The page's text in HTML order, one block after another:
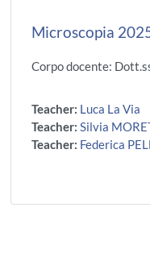
Microscopia
Corpo docente:
Teacher: Luca La Via
Teacher: Silvia
Teacher: Federica